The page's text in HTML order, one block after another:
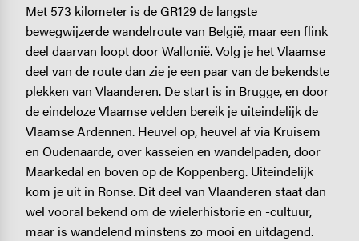
Met 573 kilometer is de GR129 de langste
bewegwijzerde wandelroute van België, maar een flink
deel daarvan loopt door Wallonië. Volg je het Vlaamse
deel van de route dan zie je een paar van de bekendste
plekken van Vlaanderen. De start is in Brugge, en door
de eindeloze Vlaamse velden bereik je uiteindelijk de
Vlaamse Ardennen. Heuvel op, heuvel af via Kruisem
en Oudenaarde, over kasseien en wandelpaden, door
Maarkedal en boven op de Koppenberg. Uiteindelijk
kom je uit in Ronse. Dit deel van Vlaanderen staat dan
wel vooral bekend om de wielerhistorie en -cultuur,
maar is wandelend minstens zo mooi en uitdagend.